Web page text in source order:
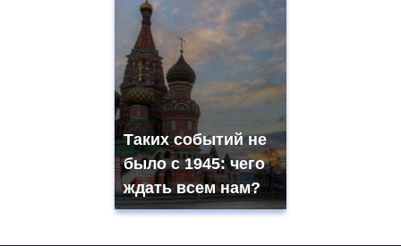
Таких событий не
было с 1945: чего
ждать всем нам?